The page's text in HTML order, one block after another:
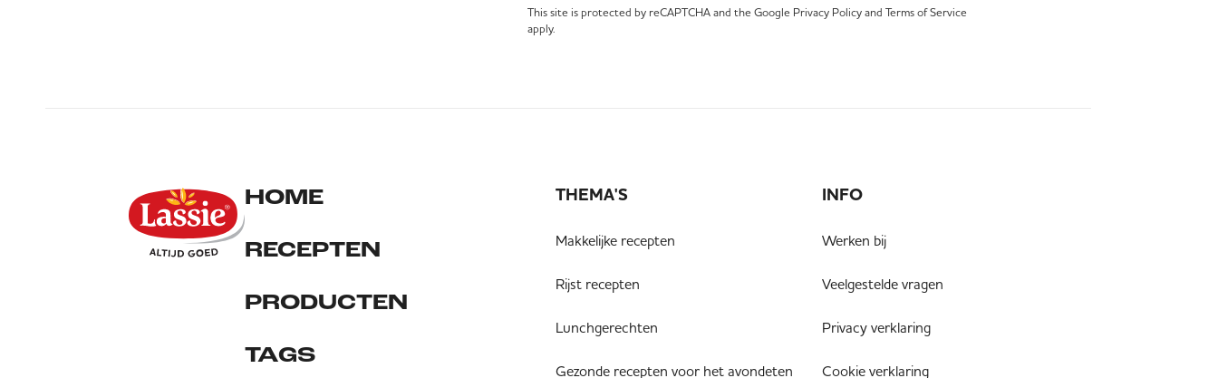
This site is protected by reCAPTCHA and the Google Privacy Policyand Terms of Service
apply.
HOME
RECEPTEN
PRODUCTEN
TAGS
THEMA'S
Makkelijke recepten
Rijst recepten
Lunchgerechten
Gezonde recepten voor het avondeten
INFO
Werken bij
Veelgestelde vragen
Privacy verklaring
Cookie verklaring